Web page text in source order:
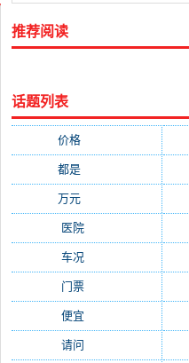
推荐阅读
话题列表
价格
都是
万元
医院(647)
车况(582)
门票(564)
便宜
请问